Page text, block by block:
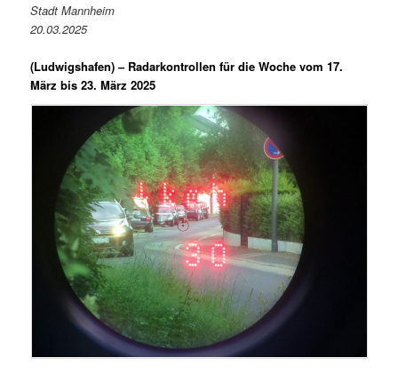
Stadt Mannheim
20.03.2025
(Ludwigshafen) – Radarkontrollen für die Woche vom 17.
März bis 23. März 2025